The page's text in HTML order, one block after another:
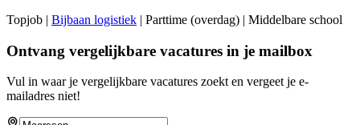
Topjob | Bijbaan logistiek | Parttime (overdag) | Middelbare school
Ontvang vergelijkbare vacatures in je mailbox
Vul in waar je vergelijkbare vacatures zoekt en vergeet je e-
mailadres niet!